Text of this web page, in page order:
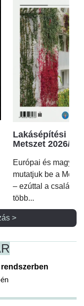
Lakásépítési
Metszet 2026/2.
Európai és magyar
mutatjuk be a
– ezúttal a családi
több...
>